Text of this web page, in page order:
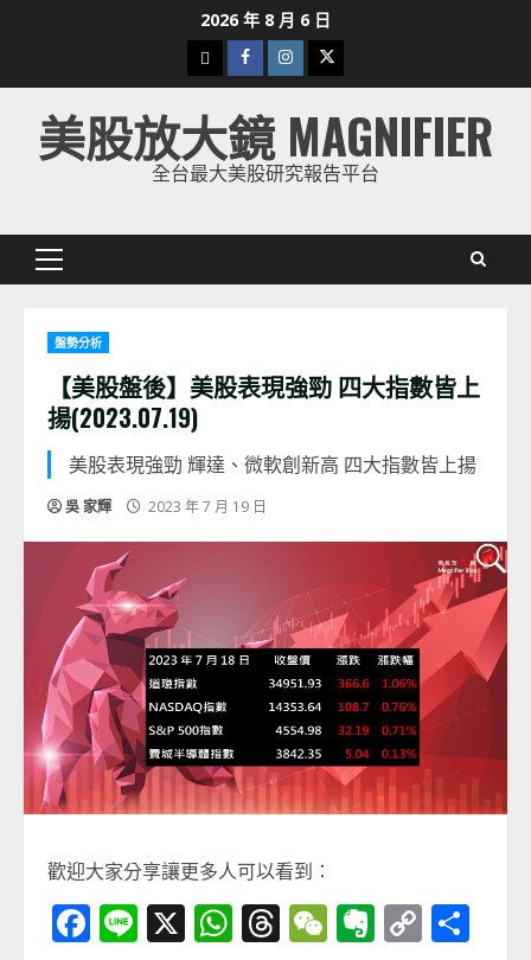
2026 年 8 月 6 日
下
載
美
股
Facebook
Instagram
Twitter
美股放大鏡 MAGNIFIER
全台最大美股研究報告平台
Primary
盤勢分析
【美股盤後】美股表現強勁 四大指數皆上
揚(2023.07.19)
美股表現強勁 輝達、微軟創新高 四大指數皆上揚
吳 家輝 2023 年 7 月 19 日
歡迎大家分享讓更多人可以看到：
Facebook
Line
X WhatsApp
Threads
WeChat
Evernote
Copy